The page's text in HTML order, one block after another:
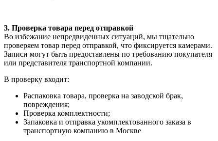
3. Проверка товара перед отправкой
Во избежание непредвиденных ситуаций, мы тщательно
проверяем товар перед отправкой, что фиксируется камерами.
Записи могут быть предоставлены по требованию покупателя
или представителя транспортной компании.
В проверку входит:
Распаковка товара, проверка на заводской брак,
повреждения;
Проверка комплектности;
Запаковка и отправка укомплектованного заказа в
транспортную компанию в Москве